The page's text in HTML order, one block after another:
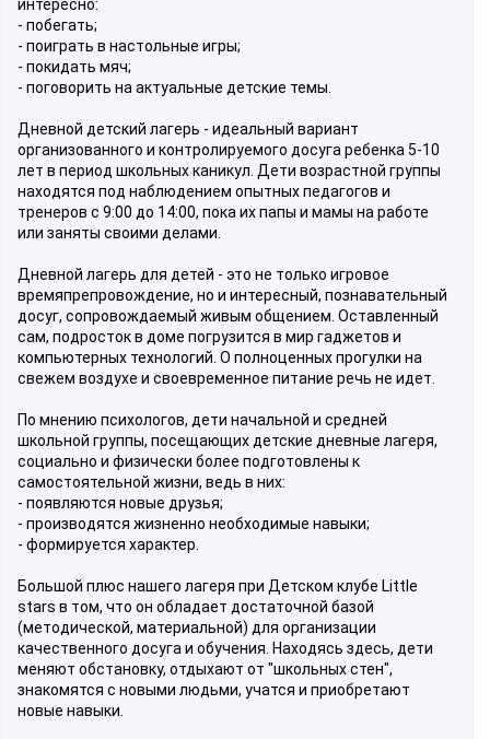
интересно:
- побегать;
- поиграть в настольные игры;
- покидать мяч;
- поговорить на актуальные детские темы.
Дневной детский лагерь - идеальный вариант
организованного и контролируемого досуга ребенка 5-10
лет в период школьных каникул. Дети возрастной группы
находятся под наблюдением опытных педагогов и
тренеров с 9:00 до 14:00, пока их папы и мамы на работе
или заняты своими делами.
Дневной лагерь для детей - это не только игровое
времяпрепровождение, но и интересный, познавательный
досуг, сопровождаемый живым общением. Оставленный
сам, подросток в доме погрузится в мир гаджетов и
компьютерных технологий. О полноценных прогулки на
свежем воздухе и своевременное питание речь не идет.
По мнению психологов, дети начальной и средней
школьной группы, посещающих детские дневные лагеря,
социально и физически более подготовлены к
самостоятельной жизни, ведь в них:
- появляются новые друзья;
- производятся жизненно необходимые навыки;
- формируется характер.
Большой плюс нашего лагеря при Детском клубе Little
stars в том, что он обладает достаточной базой
(методической, материальной) для организации
качественного досуга и обучения. Находясь здесь, дети
меняют обстановку, отдыхают от "школьных стен",
знакомятся с новыми людьми, учатся и приобретают
новые навыки.